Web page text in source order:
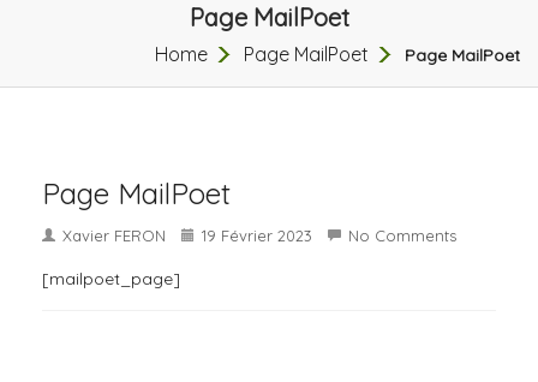
Page MailPoet
Home Page MailPoet Page MailPoet
Page MailPoet
Xavier FERON 19 Février 2023 No Comments
[mailpoet_page]